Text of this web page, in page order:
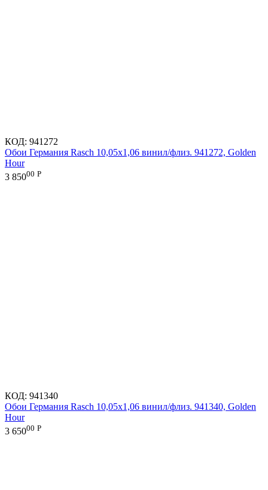
КОД: 941272
Обои Германия Rasch 10,05x1,06 винил/флиз. 941272, Golden
Hour
3 85000 Р
КОД: 941340
Обои Германия Rasch 10,05x1,06 винил/флиз. 941340, Golden
Hour
3 65000 Р